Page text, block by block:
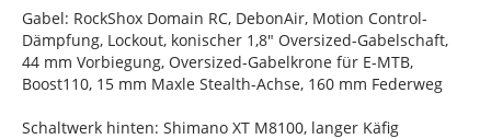
Gabel: RockShox Domain RC, DebonAir, Motion Control-
Dämpfung, Lockout, konischer 1,8" Oversized-Gabelschaft,
44 mm Vorbiegung, Oversized-Gabelkrone für E-MTB,
Boost110, 15 mm Maxle Stealth-Achse, 160 mm Federweg
Schaltwerk hinten: Shimano XT M8100, langer Käfig